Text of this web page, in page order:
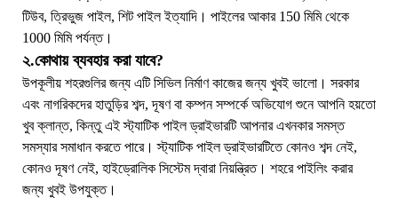
টিউব, ত্রিভুজ পাইল, শিট পাইল ইত্যাদি। পাইলের আকার 150 মিমি থেকে
1000 মিমি পর্যন্ত।
২.কোথায় ব্যবহার করা যাবে?
উপকূলীয় শহরগুলির জন্য এটি সিভিল নির্মাণ কাজের জন্য খুবই ভালো। সরকার
এবং নাগরিকদের হাতুড়ির শব্দ, দূষণ বা কম্পন সম্পর্কে অভিযোগ শুনে আপনি হয়তো
খুব ক্লান্ত, কিন্তু এই স্ট্যাটিক পাইল ড্রাইভারটি আপনার এখনকার সমস্ত
সমস্যার সমাধান করতে পারে। স্ট্যাটিক পাইল ড্রাইভারটিতে কোনও শব্দ নেই,
কোনও দূষণ নেই, হাইড্রোলিক সিস্টেম দ্বারা নিয়ন্ত্রিত। শহরে পাইলিং করার
জন্য খুবই উপযুক্ত।